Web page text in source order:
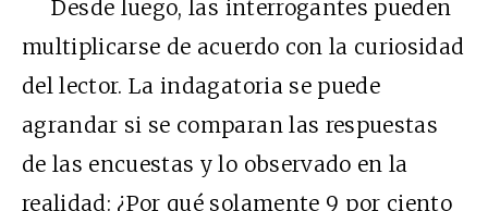
Desde luego, las interrogantes pueden
multiplicarse de acuerdo con la curiosidad
del lector. La indagatoria se puede
agrandar si se comparan las respuestas
de las encuestas y lo observado en la
realidad: ¿Por qué solamente 9 por ciento